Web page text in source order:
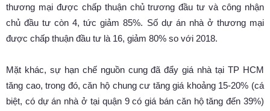
thương mại được chấp thuận chủ trương đầu tư và công nhận
chủ đầu tư còn 4, tức giảm 85%. Số dự án nhà ở thương mại
được chấp thuận đầu tư là 16, giảm 80% so với 2018.
Mặt khác, sự hạn chế nguồn cung đã đẩy giá nhà tại TP HCM
tăng cao, trong đó, căn hộ chung cư tăng giá khoảng 15-20% (cá
biệt, có dự án nhà ở tại quận 9 có giá bán căn hộ tăng đến 39%)